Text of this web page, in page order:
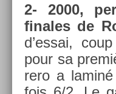
2- 2000,
finales de
d’essai,
pour sa
rero a